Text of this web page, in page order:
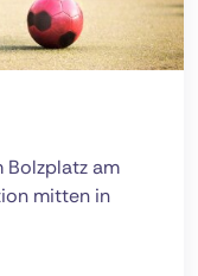
Bolzplatz am
mitten in